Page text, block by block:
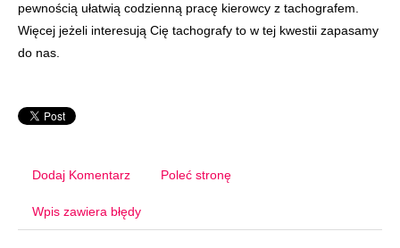
pewnością ułatwią codzienną pracę kierowcy z tachografem.
Więcej jeżeli interesują Cię tachografy to w tej kwestii zapasamy
do nas.
Dodaj Komentarz Poleć stronę
Wpis zawiera błędy